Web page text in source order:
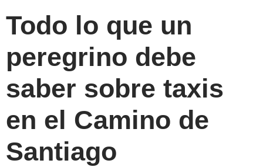
Todo lo que un
peregrino debe
saber sobre taxis
en el Camino de
Santiago